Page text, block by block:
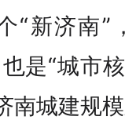
“新济南”
也是“城市
南城建规模